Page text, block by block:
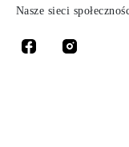
Nasze sieci